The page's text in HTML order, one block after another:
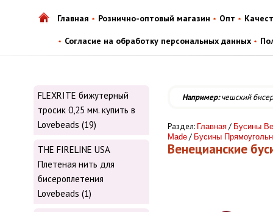
Главная Рознично-оптовый магазин Опт
Согласие на обработку персональных данных
FLEXRITE бижутерный
тросик 0,25 мм. купить в
Lovebeads (19)
THE FIRELINE USA
Плетеная нить для
бисероплетения
Lovebeads (1)
Например:чешский бисер
Раздел: Главная / Бусины
Made / Бусины
Венецианские